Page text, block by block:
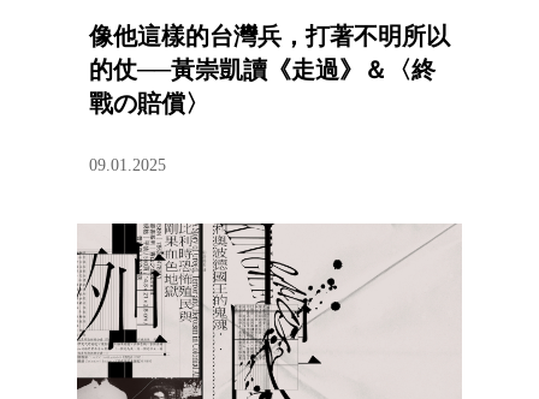
像他這樣的台灣兵，打著不明所以
的仗──黃崇凱讀《走過》＆〈終
戰の賠償〉
09.01.2025